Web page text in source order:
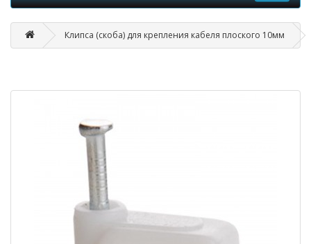
Клипса (скоба) для крепления кабеля плоского 10мм